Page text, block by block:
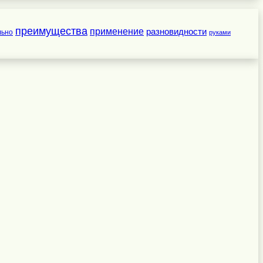
преимущества применение разновидности руками